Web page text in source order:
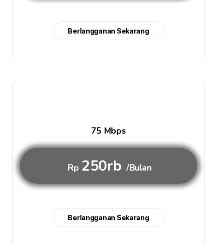
Berlangganan Sekarang
75 Mbps
Rp 250rb /Bulan
Berlangganan Sekarang